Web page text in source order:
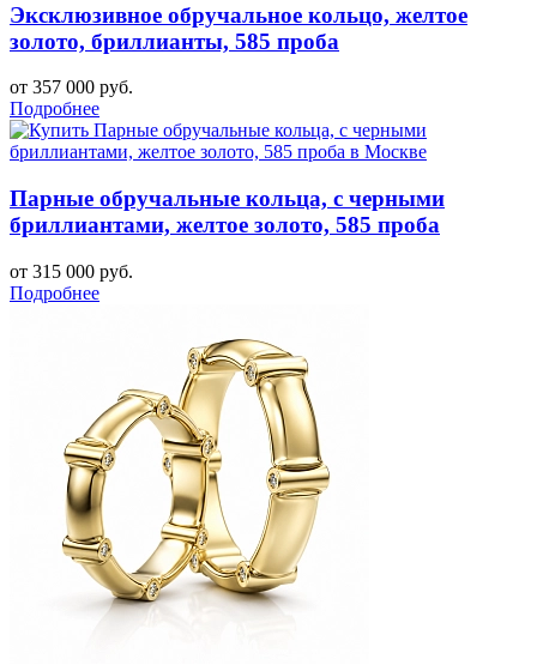
Эксклюзивное обручальное кольцо, желтое
золото, бриллианты, 585 проба
от 357 000 руб.
Подробнее
Парные обручальные кольца, с черными
бриллиантами, желтое золото, 585 проба
от 315 000 руб.
Подробнее